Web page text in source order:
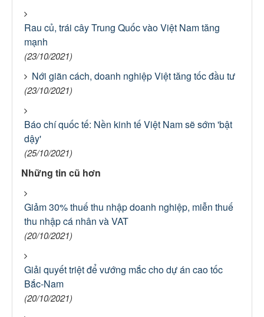
Rau củ, trái cây Trung Quốc vào Việt Nam tăng
mạnh
(23/10/2021)
Nới giãn cách, doanh nghiệp Việt tăng tốc đầu tư
(23/10/2021)
Báo chí quốc tế: Nền kinh tế Việt Nam sẽ sớm 'bật
dậy'
(25/10/2021)
Những tin cũ hơn
Giảm 30% thuế thu nhập doanh nghiệp, miễn thuế
thu nhập cá nhân và VAT
(20/10/2021)
Giải quyết triệt để vướng mắc cho dự án cao tốc
Bắc-Nam
(20/10/2021)